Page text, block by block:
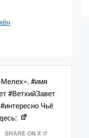
#имя
#ВетхийЗавет
Чьё
SHARE ON X